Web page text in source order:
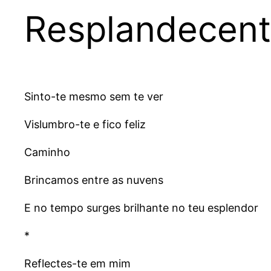
Sinto-te mesmo sem te ver
Vislumbro-te e fico feliz
Caminho
Brincamos entre as nuvens
E no tempo surges brilhante no teu esplendor
*
Reflectes-te em mim